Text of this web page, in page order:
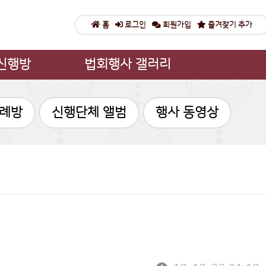
홈 로그인 회원가입 즐겨찾기 추가
행방
법회
도
방
법회행사 갤러리
법회행사 뉴스
법회행사 공지
신행단체 앨범
방 신행단체 앨범 행사 동영상